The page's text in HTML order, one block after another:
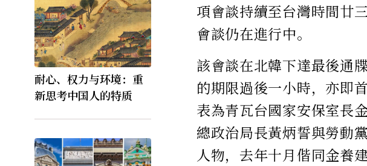
耐心、权力与环境：重
新思考中国人的特质
項會談持續至台灣時間廿
會談仍在進行中。
該會談在北韓下達最後通
的期限過後一小時，亦即
表為青瓦台國家安保室長
總政治局長黃炳誓與勞動
人物，去年十月偕同金養